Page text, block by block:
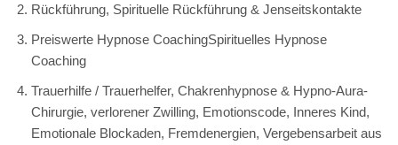
Rückführung, Spirituelle Rückführung & Jenseitskontakte
Preiswerte Hypnose CoachingSpirituelles Hypnose
Coaching
Trauerhilfe / Trauerhelfer, Chakrenhypnose & Hypno-Aura-
Chirurgie, verlorener Zwilling, Emotionscode, Inneres Kind,
Emotionale Blockaden, Fremdenergien, Vergebensarbeit aus